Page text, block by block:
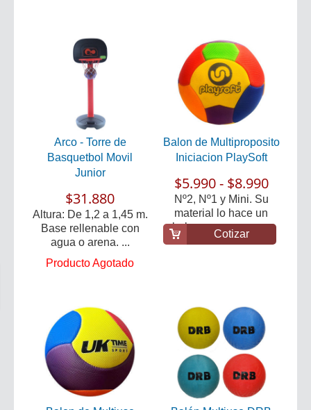
Arco - Torre de
Basquetbol Movil
Junior
$31.880
Altura: De 1,2 a 1,45 m.
Base rellenable con
agua o arena. ...
Producto Agotado
Balon de Multiproposito
Iniciacion PlaySoft
$5.990 - $8.990
Nº2, Nº1 y Mini. Su
material lo hace un
balon seguro para...
Cotizar